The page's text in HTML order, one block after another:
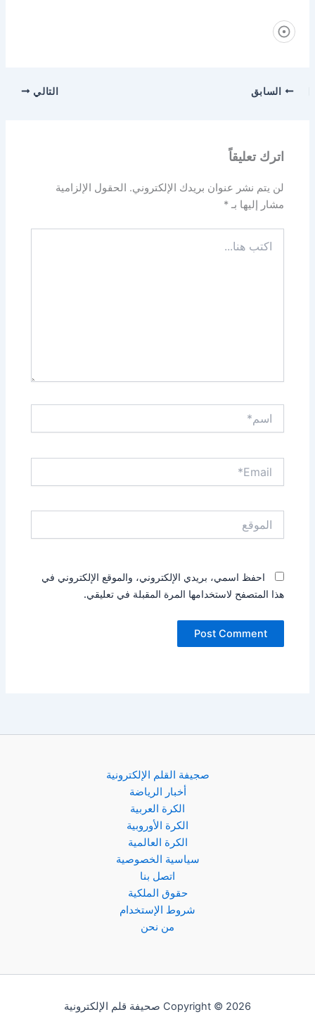
السابق التالي
اترك تعليقاً
لن يتم نشر عنوان بريدك الإلكتروني.
الحقول الإلزامية
مشار إليها بـ*
هنا...
احفظ اسمي، بريدي الإلكتروني، والموقع الإلكتروني في
هذا المتصفح لاستخدامها المرة المقبلة في تعليقي.
صجيفة القلم الإلكترونية
أخبار الرياضة
الكرة العربية
الكرة الأوروبية
الكرة العالمية
سياسية الخصوصية
اتصل بنا
حقوق الملكية
شروط الإستخدام
من نحن
Copyright © 2026 صحيفة قلم الإلكترونية